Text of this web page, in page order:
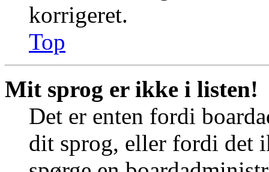
korrigeret.
Top
Mit sprog er ikke i listen!
Det er enten fordi
dit sprog, eller fordi det